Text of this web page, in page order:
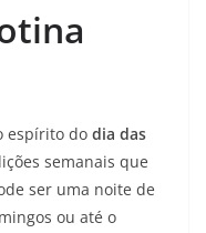
espírito do dia das
semanais que
ser uma noite de
ou até o